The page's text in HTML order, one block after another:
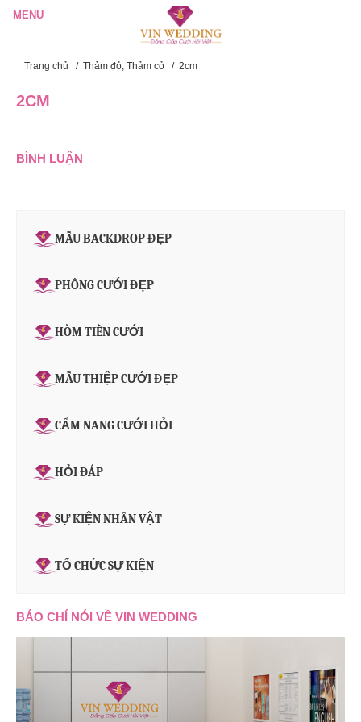
Trang chủ / Thảm đỏ, Thảm cỏ / 2cm
2CM
BÌNH LUẬN
MẪU BACKDROP ĐẸP
PHÔNG CƯỚI ĐẸP
HÒM TIỀN CƯỚI
MẪU THIỆP CƯỚI ĐẸP
CẨM NANG CƯỚI HỎI
HỎI ĐÁP
SỰ KIỆN NHÂN VẬT
TỔ CHỨC SỰ KIỆN
BÁO CHÍ NÓI VỀ VIN WEDDING